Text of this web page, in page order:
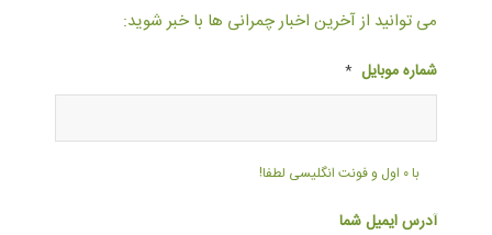
می توانید از آخرین اخبار چمرانی ها با خبر شوید:
شماره موبایل *
با ۰ اول و فونت انگلیسی لطفا!
آدرس ایمیل شما